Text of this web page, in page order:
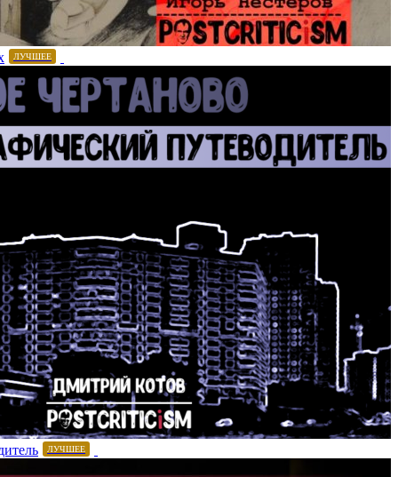
ЛУЧШЕЕ
ЛУЧШЕЕ